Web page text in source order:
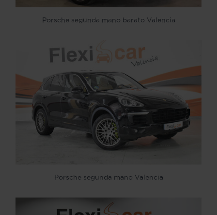
Porsche segunda mano barato Valencia
Porsche segunda mano Valencia